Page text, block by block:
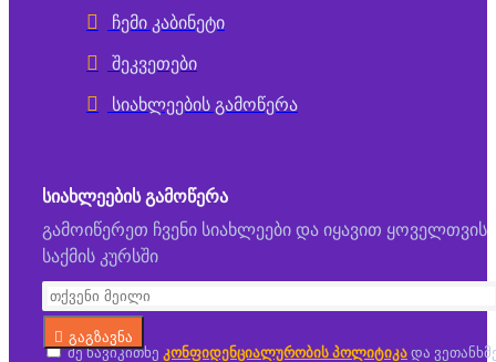
ჩემი კაბინეტი
შეკვეთები
სიახლეების გამოწერა
ᲡᲘᲐᲮᲚᲔᲔᲑᲘᲡ ᲒᲐᲛᲝᲬᲔᲠᲐ
გამოიწერეთ ჩვენი სიახლეები და იყავით ყოველთვის
საქმის კურსში
გაგზავნა
მე წავიკითხე კონფიდენციალურობის პოლიტიკა და